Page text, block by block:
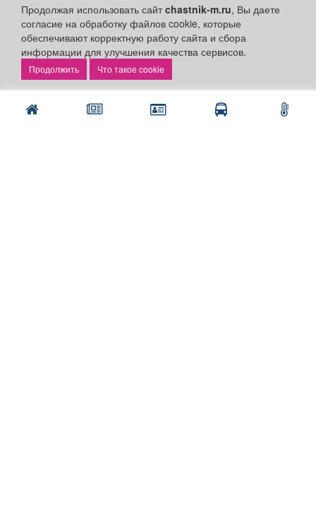
Продолжая использовать сайтchastnik-m.ru, Вы даете
согласие на обработку файлов cookie, которые
обеспечивают корректную работу сайта и сбора
информации для улучшения качества сервисов.
Что такое cookie
Рекламодателям:
Бизнес-кабинет
Заказать рекламу
Оплата услуг:
Расценки